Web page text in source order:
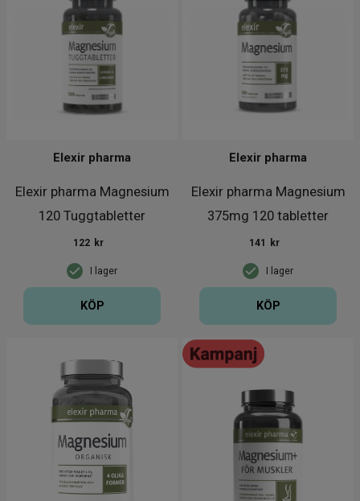
Elexir pharma Magnesium
120 Tuggtabletter
Elexir pharma
I lager
122 kr
KÖP
Elexir pharma Magnesium
375mg 120 tabletter
Elexir pharma
I lager
141 kr
KÖP